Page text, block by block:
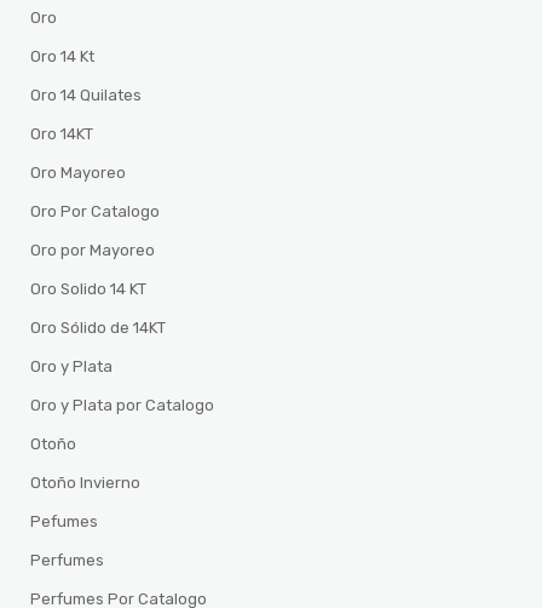
Oro
Oro 14 Kt
Oro 14 Quilates
Oro 14KT
Oro Mayoreo
Oro Por Catalogo
Oro por Mayoreo
Oro Solido 14 KT
Oro Sólido de 14KT
Oro y Plata
Oro y Plata por Catalogo
Otoño
Otoño Invierno
Pefumes
Perfumes
Perfumes Por Catalogo